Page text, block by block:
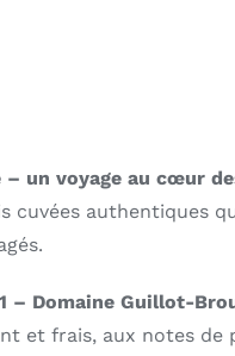
– un voyage au cœur
cuvées authentiques
– Domaine Guillot-
et frais, aux notes